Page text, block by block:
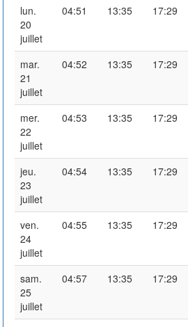
lun.
20
juillet
04:51 13:35 17:29
mar.
21
juillet
04:52 13:35 17:29
mer.
22
juillet
04:53 13:35 17:29
jeu.
23
juillet
04:54 13:35 17:29
ven.
24
juillet
04:55 13:35 17:29
sam.
25
juillet
04:57 13:35 17:29